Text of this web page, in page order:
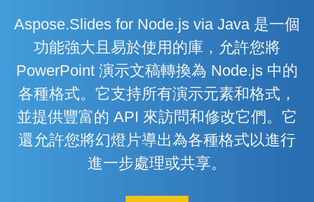
Aspose.Slides for Node.js via Java 是一個
功能強大且易於使用的庫，允許您將
PowerPoint 演示文稿轉換為 Node.js 中的
各種格式。它支持所有演示元素和格式，
並提供豐富的 API 來訪問和修改它們。它
還允許您將幻燈片導出為各種格式以進行
進一步處理或共享。